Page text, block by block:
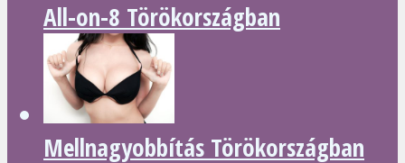
All-on-8 Törökországban
Mellnagyobbítás Törökországban